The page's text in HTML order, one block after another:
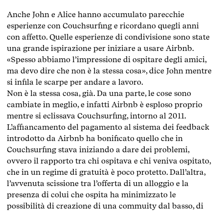
Anche John e Alice hanno accumulato parecchie
esperienze con Couchsurfing e ricordano quegli anni
con affetto. Quelle esperienze di condivisione sono state
una grande ispirazione per iniziare a usare Airbnb.
«Spesso abbiamo l’impressione di ospitare degli amici,
ma devo dire che non è la stessa cosa», dice John mentre
si infila le scarpe per andare a lavoro.
Non è la stessa cosa, già. Da una parte, le cose sono
cambiate in meglio, e infatti Airbnb è esploso proprio
mentre si eclissava Couchsurfing, intorno al 2011.
L’affiancamento del pagamento al sistema dei feedback
introdotto da Airbnb ha bonificato quello che in
Couchsurfing stava iniziando a dare dei problemi,
ovvero il rapporto tra chi ospitava e chi veniva ospitato,
che in un regime di gratuità è poco protetto. Dall’altra,
l’avvenuta scissione tra l’offerta di un alloggio e la
presenza di colui che ospita ha minimizzato le
possibilità di creazione di una commuity dal basso, di